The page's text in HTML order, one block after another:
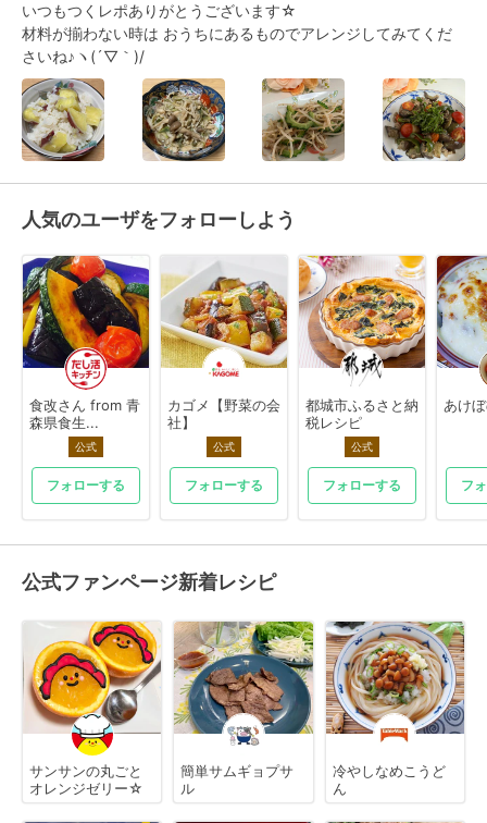
いつもつくレポありがとうございます☆
材料が揃わない時は おうちにあるものでアレンジしてみてくだ
さいね♪ヽ(´▽｀)/
人気のユーザをフォローしよう
食改さん from 青
森県食生...
公式
フォローする
カゴメ【野菜の会
社】
公式
フォローする
都城市ふるさと納
税レシピ
公式
フォローする
あけ
フ
公式ファンページ新着レシピ
サンサンの丸ごと
オレンジゼリー☆
簡単サムギョプサ
ル
冷やしなめこうど
ん